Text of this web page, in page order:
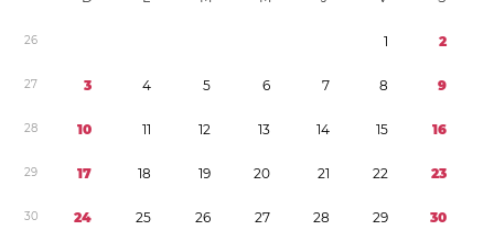
26 1 2
27 3 4 5 6 7 8 9
28 10 11 12 13 14 15 16
29 17 18 19 20 21 22 23
30 24 25 26 27 28 29 30